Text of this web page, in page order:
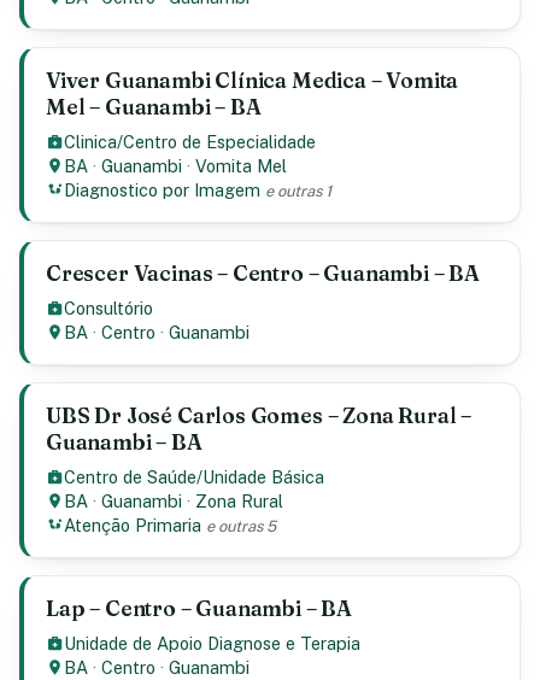
Viver Guanambi Clínica Medica – Vomita
Mel – Guanambi – BA
Clinica/Centro de Especialidade
BA ·Guanambi ·Vomita Mel
Diagnostico por Imagem e outras 1
Crescer Vacinas – Centro – Guanambi – BA
Consultório
BA ·Centro ·Guanambi
UBS Dr José Carlos Gomes – Zona Rural –
Guanambi – BA
Centro de Saúde/Unidade Básica
BA ·Guanambi · Zona Rural
Atenção Primaria e outras 5
Lap – Centro – Guanambi – BA
Unidade de Apoio Diagnose e Terapia
BA ·Centro ·Guanambi